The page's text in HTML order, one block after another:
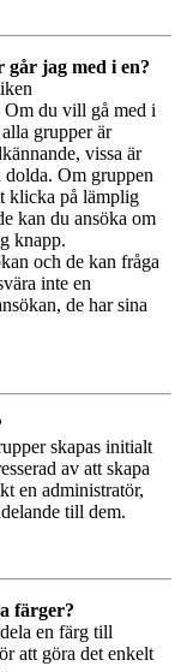
jag med i en?
du vill gå med i
grupper är
vissa är
dolda. Om gruppen
klicka på lämplig
kan du ansöka om
knapp.
och de kan fråga
inte en
de har sina
skapas initialt
av att skapa
en administratör,
till dem.
färger?
en färg till
att göra det enkelt